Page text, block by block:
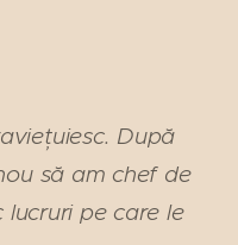
După
să am chef de
lucruri pe care le